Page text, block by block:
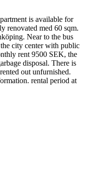
is available for
renovated med 60 sqm.
Near to the bus
city center with public
rent 9500 SEK, the
disposal. There is
out unfurnished.
rental period at